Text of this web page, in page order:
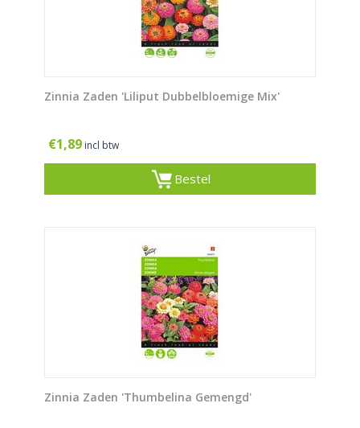
Zinnia Zaden 'Liliput Dubbelbloemige Mix'
€1,89 incl btw
Bestel
Zinnia Zaden 'Thumbelina Gemengd'